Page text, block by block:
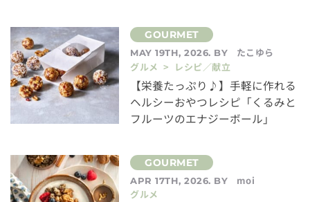
MAY 19TH, 2026. BY
たこゆら
グルメ > レシピ／献立
【栄養たっぷり♪】手軽に作れる
ヘルシーおやつレシピ「くるみと
フルーツのエナジーボール」
APR 17TH, 2026. BY
moi
グルメ